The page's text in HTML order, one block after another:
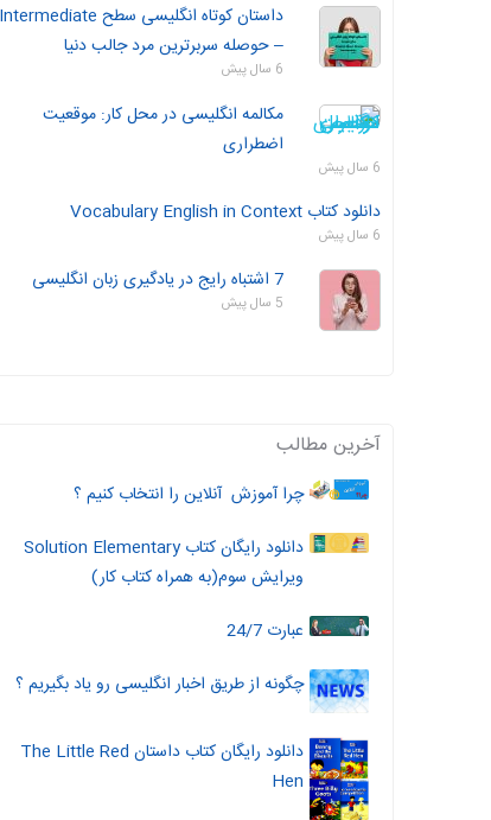
داستان‌ کوتاه انگلیسی سطح Intermediate
– حوصله سربرترین مرد جالب دنیا
6 سال پیش
مکالمه انگلیسی در محل کار: موقعیت
اضطراری
6 سال پیش
دانلود کتاب Vocabulary English in Context
6 سال پیش
7 اشتباه رایج در یادگیری زبان انگلیسی
5 سال پیش
آخرین مطالب
چرا آموزش آنلاین را انتخاب کنیم ؟
دانلود رایگان کتاب Solution Elementary
ویرایش سوم(به همراه کتاب کار)
عبارت 24/7
چگونه از طریق اخبار انگلیسی رو یاد بگیریم ؟
دانلود رایگان کتاب داستان The Little Red
Hen